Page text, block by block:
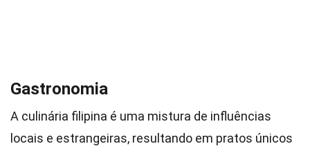
Gastronomia
A culinária filipina é uma mistura de influências
locais e estrangeiras, resultando em pratos únicos